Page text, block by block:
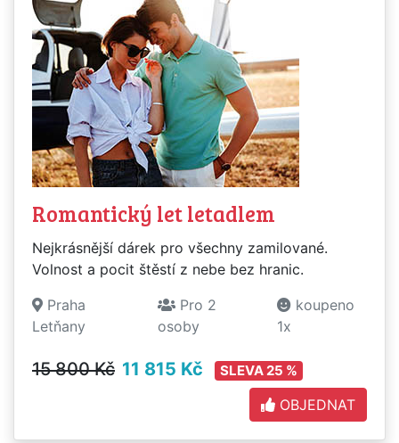
Romantický let letadlem
Nejkrásnější dárek pro všechny zamilované.
Volnost a pocit štěstí z nebe bez hranic.
Praha
Letňany
Pro 2
osoby
koupeno
1x
15 800 Kč 11 815 Kč SLEVA 25 %
OBJEDNAT